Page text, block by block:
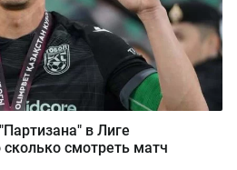
в Лиге
смотреть матч